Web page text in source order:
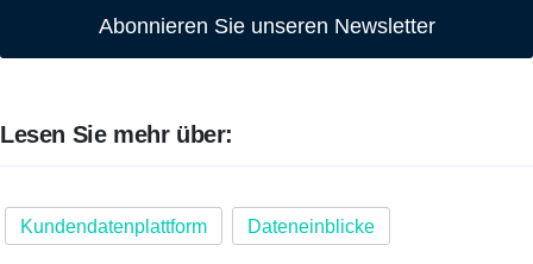
Abonnieren Sie unseren Newsletter
Lesen Sie mehr über:
Kundendatenplattform Dateneinblicke